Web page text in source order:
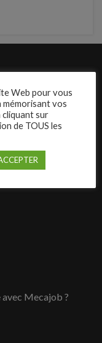
Mecajob ?
Web pour vous
vos
cliquant sur
de TOUS les